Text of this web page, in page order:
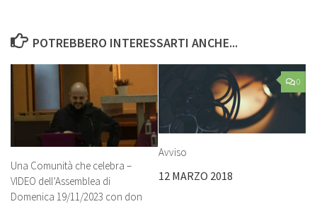
POTREBBERO INTERESSARTI ANCHE...
Una Comunità che celebra –
VIDEO dell’Assemblea di
Domenica 19/11/2023 con don
0
Avviso
12 MARZO 2018